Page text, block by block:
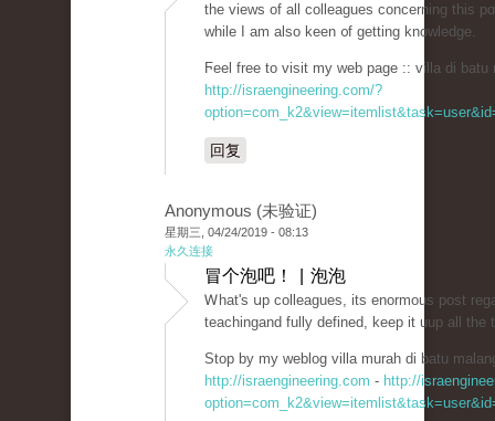
the views of all colleagues concerning this
while I am also keen ᧐f getting knowledgе.
Ϝeel free to visit my web page :: villa di batu
http://israengineering.com/?
回复
Anonymous (未验证)
星期三, 04/24/2019 - 08:13
永久连接
冒个泡吧！ | 泡泡
Ꮃhat's սp colleagues, its enormous post
teaсhingand fully defined, keep it uup all the
Stop by my weblog villa murah dі batu
http://israengineering.com - http://